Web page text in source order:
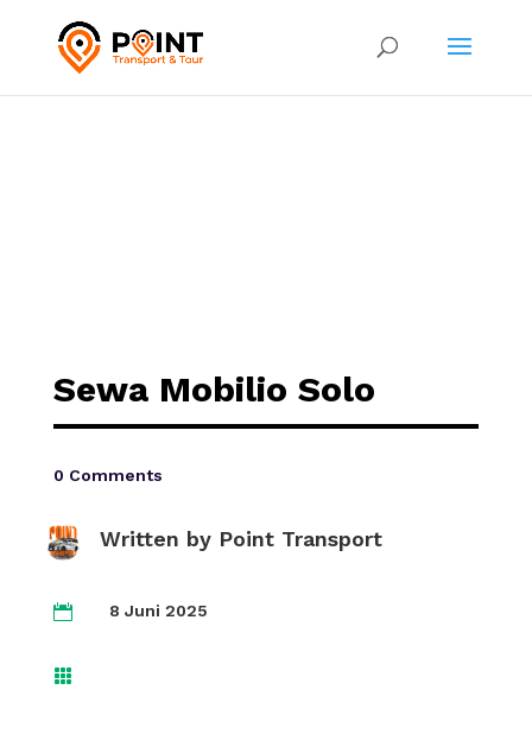
Sewa Mobilio Solo
0 Comments
Written by Point Transport
 8 Juni 2025
